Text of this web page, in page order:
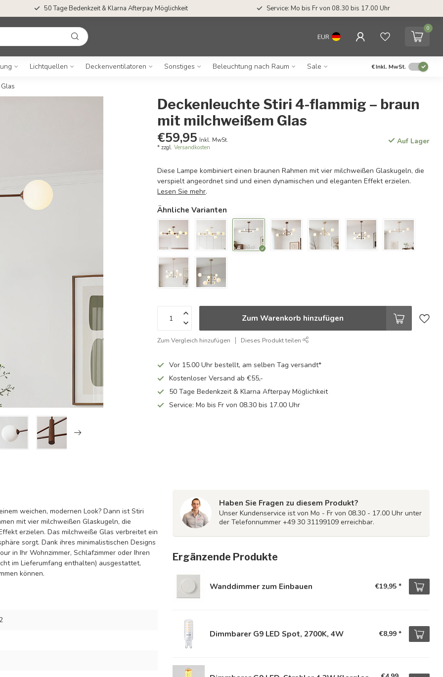
50 Tage Bedenkzeit & Klarna Afterpay Möglichkeit Service: Mo bis Fr von 08.30 bis 17.00 Uhr
EUR
0
Lichtquellen Deckenventilatoren Sonstiges Beleuchtung nach Raum Sale €Inkl. MwSt.
Deckenleuchte Stiri 4-flammig – braun
mit milchweißem Glas
€59,95 Inkl. MwSt.
* zzgl.Versandkosten
Auf Lager
Diese Lampe kombiniert einen braunen Rahmen mit vier milchweißen Glaskugeln, die
verspielt angeordnet sind und einen dynamischen und eleganten Effekt erzielen.
Lesen Sie mehr.
Ähnliche Varianten
Zum Warenkorb hinzufügen
Zum Vergleich hinzufügen Dieses Produkt teilen
Vor 15.00 Uhr bestellt, am selben Tag versandt*
Kostenloser Versand ab €55,-
50 Tage Bedenkzeit & Klarna Afterpay Möglichkeit
Service: Mo bis Fr von 08.30 bis 17.00 Uhr
weichen, modernen Look? Dann ist Stiri
mit vier milchweißen Glaskugeln, die
erzielen. Das milchweiße Glas verbreitet ein
sorgt. Dank ihres minimalistischen Designs
in Ihr Wohnzimmer, Schlafzimmer oder Ihren
im Lieferumfang enthalten) ausgestattet,
können.
Haben Sie Fragen zu diesem Produkt?
Unser Kundenservice ist von Mo - Fr von 08.30 - 17.00 Uhr unter
der Telefonnummer +49 30 31199109 erreichbar.
Ergänzende Produkte
Wanddimmer zum Einbauen €19,95 *
Dimmbarer G9 LED Spot, 2700K, 4W €8,99 *